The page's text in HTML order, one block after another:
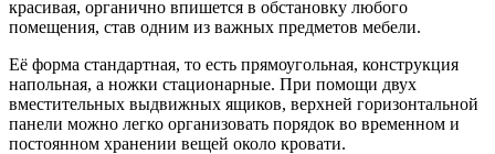
красивая, органично впишется в обстановку любого
помещения, став одним из важных предметов мебели.
Её форма стандартная, то есть прямоугольная, конструкция
напольная, а ножки стационарные. При помощи двух
вместительных выдвижных ящиков, верхней горизонтальной
панели можно легко организовать порядок во временном и
постоянном хранении вещей около кровати.